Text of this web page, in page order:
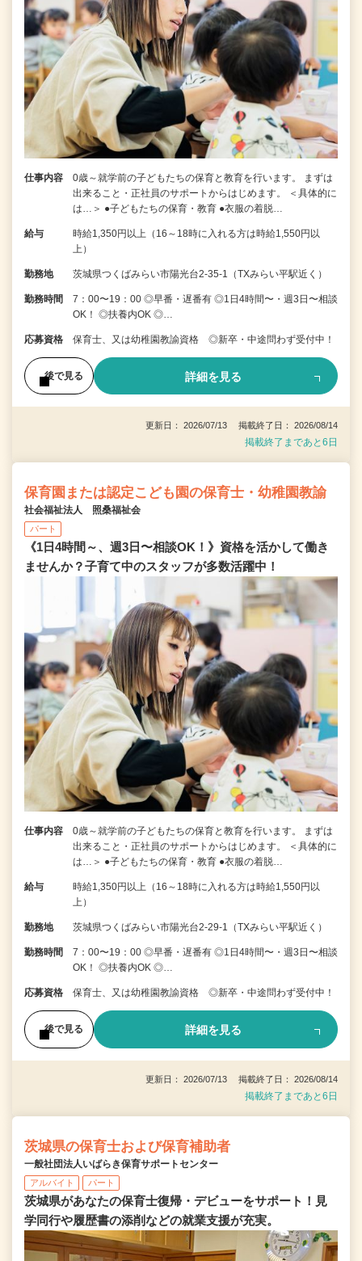
仕事内容
0歳～就学前の子どもたちの保育と教育を行います。 まずは
出来ること・正社員のサポートからはじめます。 ＜具体的に
は…＞ ●子どもたちの保育・教育 ●衣服の着脱…
給与
時給1,350円以上（16～18時に入れる方は時給1,550円以
上）
勤務地 茨城県つくばみらい市陽光台2-35-1（TXみらい平駅近く）
勤務時間
7：00〜19：00 ◎早番・遅番有 ◎1日4時間〜・週3日〜相談
OK！ ◎扶養内OK ◎…
応募資格 保育士、又は幼稚園教諭資格 ◎新卒・中途問わず受付中！
後で見る 詳細を見る
更新日： 2026/07/13 掲載終了日： 2026/08/14
掲載終了まであと6日
保育園または認定こども園の保育士・幼稚園教諭
社会福祉法人 照桑福祉会
パート
《1日4時間～、週3日〜相談OK！》資格を活かして働き
ませんか？子育て中のスタッフが多数活躍中！
仕事内容
0歳～就学前の子どもたちの保育と教育を行います。 まずは
出来ること・正社員のサポートからはじめます。 ＜具体的に
は…＞ ●子どもたちの保育・教育 ●衣服の着脱…
給与
時給1,350円以上（16～18時に入れる方は時給1,550円以
上）
勤務地 茨城県つくばみらい市陽光台2-29-1（TXみらい平駅近く）
勤務時間
7：00〜19：00 ◎早番・遅番有 ◎1日4時間〜・週3日〜相談
OK！ ◎扶養内OK ◎…
応募資格 保育士、又は幼稚園教諭資格 ◎新卒・中途問わず受付中！
後で見る 詳細を見る
更新日： 2026/07/13 掲載終了日： 2026/08/14
掲載終了まであと6日
茨城県の保育士および保育補助者
一般社団法人いばらき保育サポートセンター
アルバイト パート
茨城県があなたの保育士復帰・デビューをサポート！見
学同行や履歴書の添削などの就業支援が充実。